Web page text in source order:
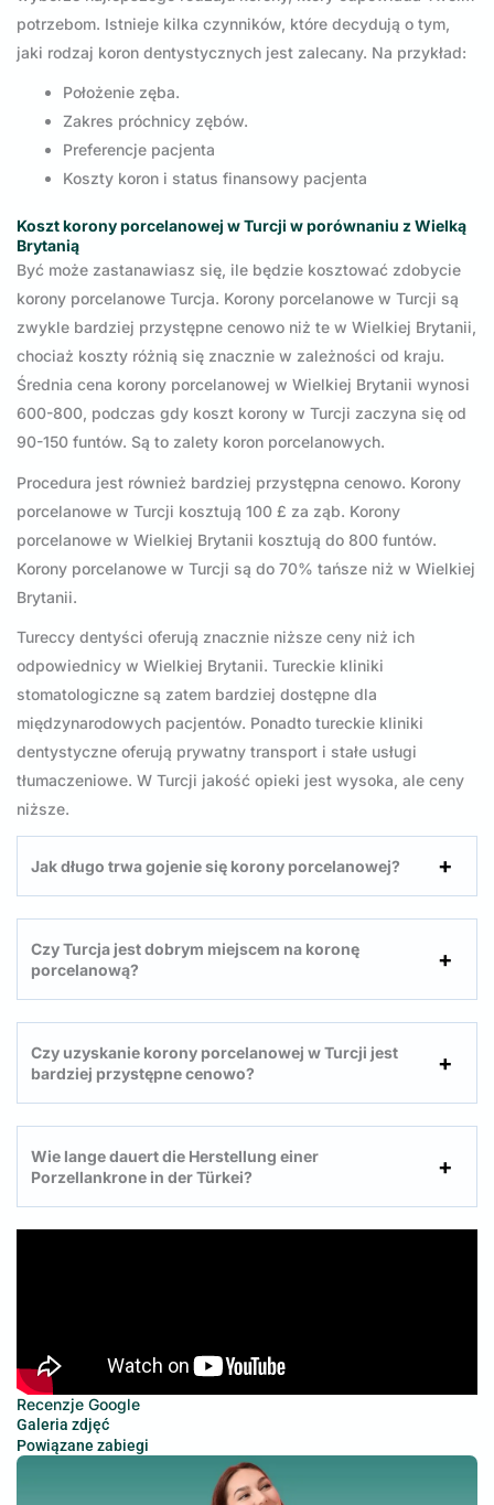
potrzebom. Istnieje kilka czynników, które decydują o tym,
jaki rodzaj koron dentystycznych jest zalecany. Na przykład:
Położenie zęba.
Zakres próchnicy zębów.
Preferencje pacjenta
Koszty koron i status finansowy pacjenta
Koszt korony porcelanowej w Turcji w porównaniu z Wielką
Brytanią
Być może zastanawiasz się, ile będzie kosztować zdobycie
korony porcelanowe Turcja. Korony porcelanowe w Turcji są
zwykle bardziej przystępne cenowo niż te w Wielkiej Brytanii,
chociaż koszty różnią się znacznie w zależności od kraju.
Średnia cena korony porcelanowej w Wielkiej Brytanii wynosi
600-800, podczas gdy koszt korony w Turcji zaczyna się od
90-150 funtów. Są to zalety koron porcelanowych.
Procedura jest również bardziej przystępna cenowo. Korony
porcelanowe w Turcji kosztują 100 £ za ząb. Korony
porcelanowe w Wielkiej Brytanii kosztują do 800 funtów.
Korony porcelanowe w Turcji są do 70% tańsze niż w Wielkiej
Brytanii.
Tureccy dentyści oferują znacznie niższe ceny niż ich
odpowiednicy w Wielkiej Brytanii. Tureckie kliniki
stomatologiczne są zatem bardziej dostępne dla
międzynarodowych pacjentów. Ponadto tureckie kliniki
dentystyczne oferują prywatny transport i stałe usługi
tłumaczeniowe. W Turcji jakość opieki jest wysoka, ale ceny
niższe.
Jak długo trwa gojenie się korony porcelanowej?
Czy Turcja jest dobrym miejscem na koronę
porcelanową?
Czy uzyskanie korony porcelanowej w Turcji jest
bardziej przystępne cenowo?
Wie lange dauert die Herstellung einer
Porzellankrone in der Türkei?
Recenzje Google
Galeria zdjęć
Powiązane zabiegi